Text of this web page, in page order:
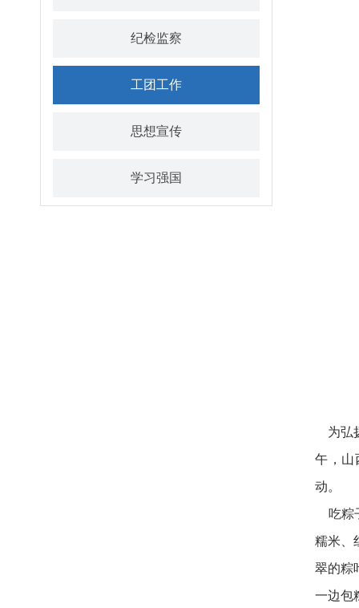
纪检监察
工团工作
思想宣传
学习强国
为弘
午，山
动。
吃粽
糯米、
翠的粽
一边包